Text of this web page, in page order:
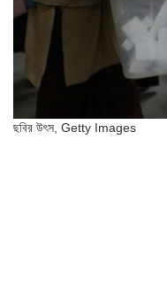
ছবির উৎস, Getty Images